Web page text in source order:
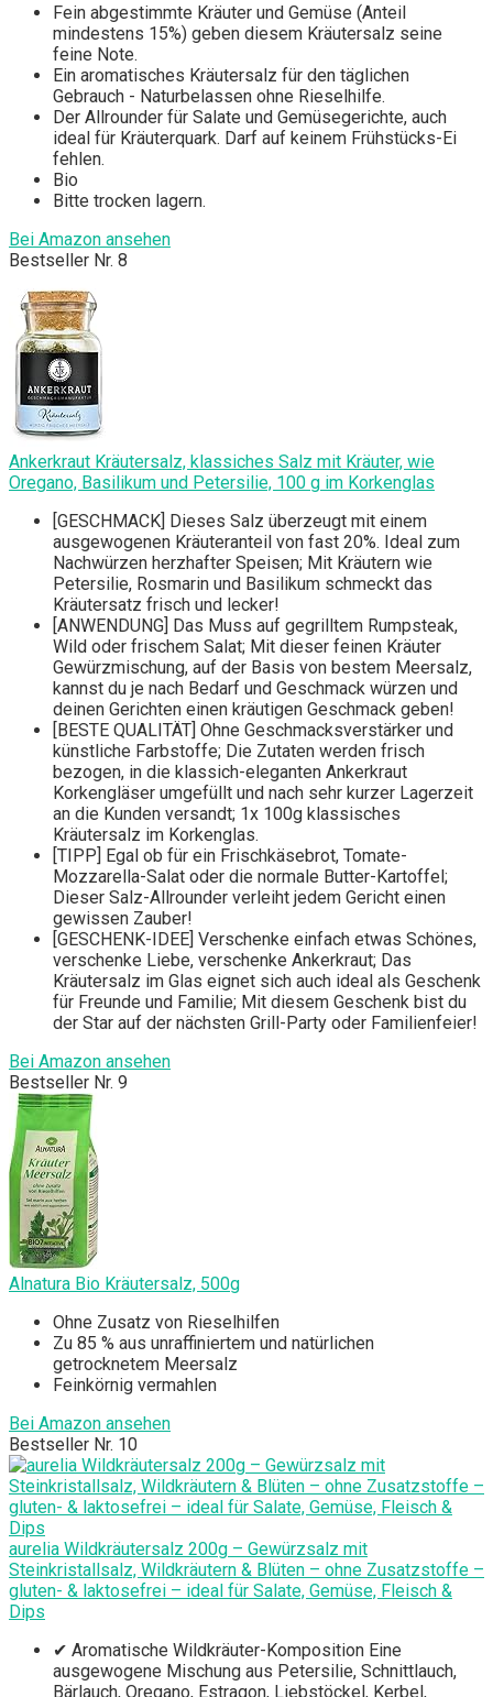
Fein abgestimmte Kräuter und Gemüse (Anteil
mindestens 15%) geben diesem Kräutersalz seine
feine Note.
Ein aromatisches Kräutersalz für den täglichen
Gebrauch - Naturbelassen ohne Rieselhilfe.
Der Allrounder für Salate und Gemüsegerichte, auch
ideal für Kräuterquark. Darf auf keinem Frühstücks-Ei
fehlen.
Bio
Bitte trocken lagern.
Bei Amazon ansehen
Bestseller Nr. 8
Ankerkraut Kräutersalz, klassiches Salz mit Kräuter, wie
Oregano, Basilikum und Petersilie, 100 g im Korkenglas
[GESCHMACK] Dieses Salz überzeugt mit einem
ausgewogenen Kräuteranteil von fast 20%. Ideal zum
Nachwürzen herzhafter Speisen; Mit Kräutern wie
Petersilie, Rosmarin und Basilikum schmeckt das
Kräutersatz frisch und lecker!
[ANWENDUNG] Das Muss auf gegrilltem Rumpsteak,
Wild oder frischem Salat; Mit dieser feinen Kräuter
Gewürzmischung, auf der Basis von bestem Meersalz,
kannst du je nach Bedarf und Geschmack würzen und
deinen Gerichten einen kräutigen Geschmack geben!
[BESTE QUALITÄT] Ohne Geschmacksverstärker und
künstliche Farbstoffe; Die Zutaten werden frisch
bezogen, in die klassich-eleganten Ankerkraut
Korkengläser umgefüllt und nach sehr kurzer Lagerzeit
an die Kunden versandt; 1x 100g klassisches
Kräutersalz im Korkenglas.
[TIPP] Egal ob für ein Frischkäsebrot, Tomate-
Mozzarella-Salat oder die normale Butter-Kartoffel;
Dieser Salz-Allrounder verleiht jedem Gericht einen
gewissen Zauber!
[GESCHENK-IDEE] Verschenke einfach etwas Schönes,
verschenke Liebe, verschenke Ankerkraut; Das
Kräutersalz im Glas eignet sich auch ideal als Geschenk
für Freunde und Familie; Mit diesem Geschenk bist du
der Star auf der nächsten Grill-Party oder Familienfeier!
Bei Amazon ansehen
Bestseller Nr. 9
Alnatura Bio Kräutersalz, 500g
Ohne Zusatz von Rieselhilfen
Zu 85 % aus unraffiniertem und natürlichen
getrocknetem Meersalz
Feinkörnig vermahlen
Bei Amazon ansehen
Bestseller Nr. 10
aurelia Wildkräutersalz 200g – Gewürzsalz mit
Steinkristallsalz, Wildkräutern & Blüten – ohne Zusatzstoffe –
gluten- & laktosefrei – ideal für Salate, Gemüse, Fleisch &
Dips
✔ Aromatische Wildkräuter-Komposition Eine
ausgewogene Mischung aus Petersilie, Schnittlauch,
Bärlauch, Oregano, Estragon, Liebstöckel, Kerbel,